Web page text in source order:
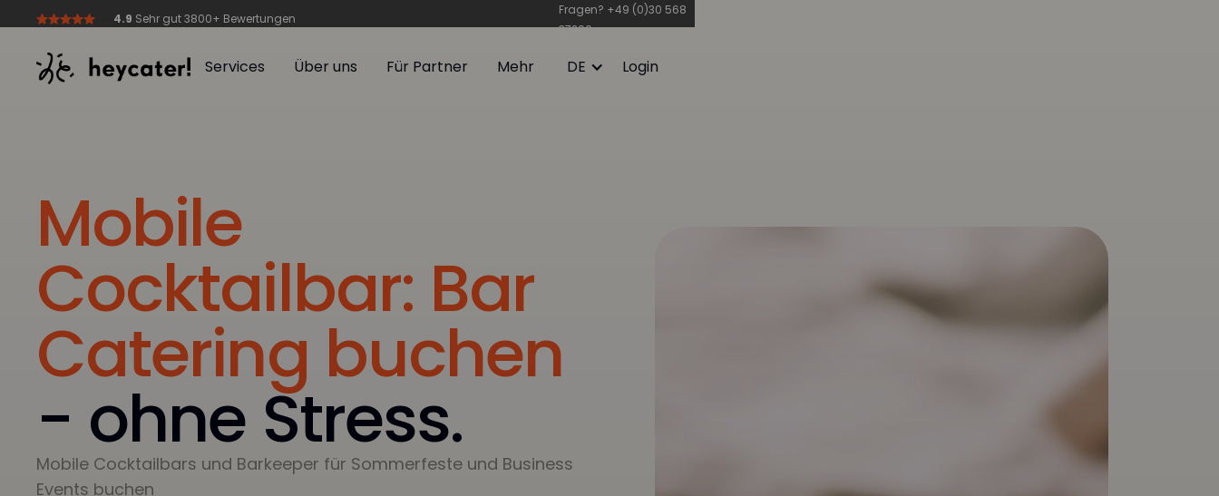
4.9 Sehr gut 3800+ Bewertungen
Fragen? +49 (0)30 568
37200
Services
Über uns
Für Partner
Mehr
DE
Login
Mobile
Cocktailbar: Bar
Catering buchen
- ohne Stress.
Mobile Cocktailbars und Barkeeper für Sommerfeste und Business
Events buchen